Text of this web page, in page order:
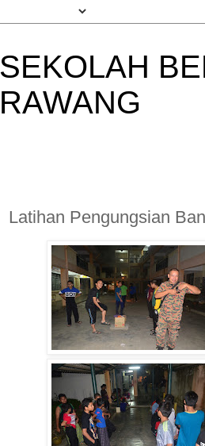
SEKOLAH
RAWANG
Latihan Pengungsian